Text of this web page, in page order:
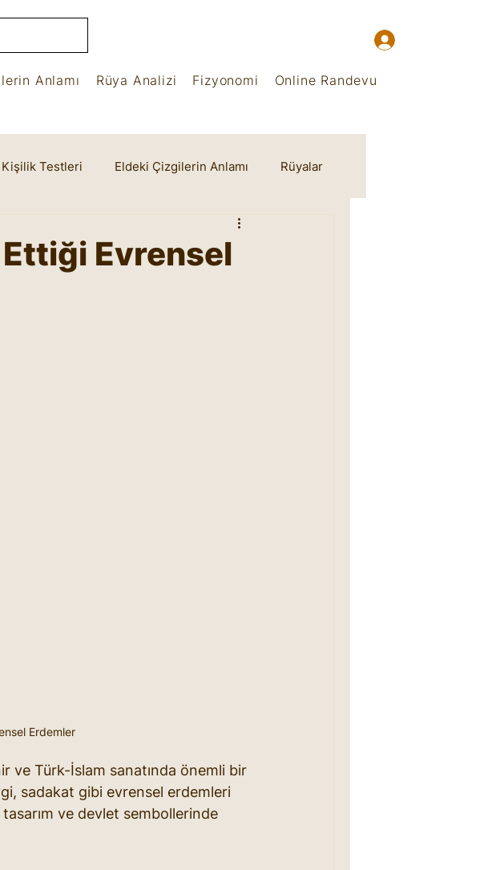
Anlamı Rüya Analizi Fizyonomi Online Randevu
Kişilik Testleri Eldeki Çizgilerin Anlamı Rüyalar
Ettiği Evrensel
Erdemler
ve Türk-İslam sanatında önemli bir
sadakat gibi evrensel erdemleri
ve devlet sembollerinde